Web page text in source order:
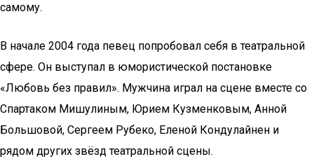
самому.
В начале 2004 года певец попробовал себя в театральной
сфере. Он выступал в юмористической постановке
«Любовь без правил». Мужчина играл на сцене вместе со
Спартаком Мишулиным, Юрием Кузменковым, Анной
Большовой, Сергеем Рубеко, Еленой Кондулайнен и
рядом других звёзд театральной сцены.